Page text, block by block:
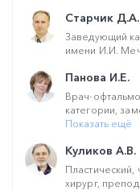
Старчик Д.А.
Заведующий
имени И.И.
Панова И.Е.
Врач-
категории,
Показать ещё
Куликов А.В.
Пластический,
хирург,